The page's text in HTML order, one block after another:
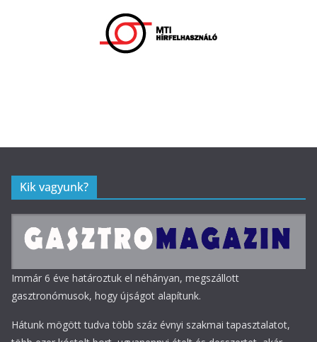
Kik vagyunk?
Immár 6 éve határoztuk el néhányan, megszállott
gasztronómusok, hogy újságot alapítunk.
Hátunk mögött tudva több száz évnyi szakmai tapasztalatot,